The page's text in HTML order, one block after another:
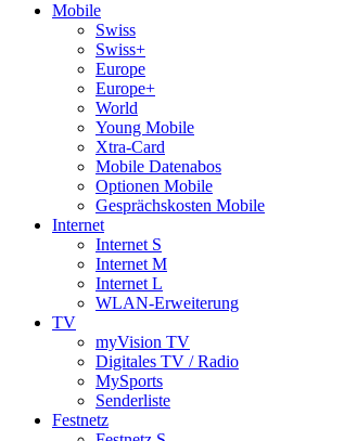
Mobile
Swiss
Swiss+
Europe
Europe+
World
Young Mobile
Xtra-Card
Mobile Datenabos
Optionen Mobile
Gesprächskosten Mobile
Internet
Internet S
Internet M
Internet L
WLAN-Erweiterung
TV
myVision TV
Digitales TV / Radio
MySports
Senderliste
Festnetz